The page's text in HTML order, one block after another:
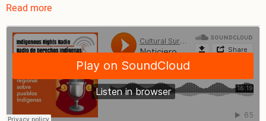
Read more
Noticiero
regional
sobre
Pueblos
Indígenas,
diciembre
2025